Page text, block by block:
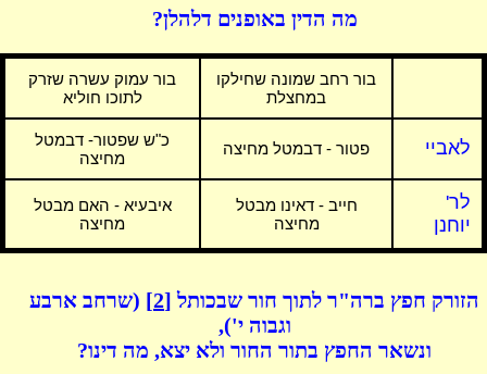
מה הדין באופנים דלהלן?
בור רחב שמונה שחילקו
במחצלת
בור עמוק עשרה שזרק
לתוכו חוליא
לאביי פטור - דבמטל מחיצה
כ"ש שפטור- דבמטל
מחיצה
לר'
יוחנן
חייב - דאינו מבטל
מחיצה
איבעיא - האם מבטל
מחיצה
הזורק חפץ ברה"ר לתוך חור שבכותל [2]
(שרחב ארבע
וגבוה י'),
ונשאר החפץ בתור החור ולא יצא, מה דינו?